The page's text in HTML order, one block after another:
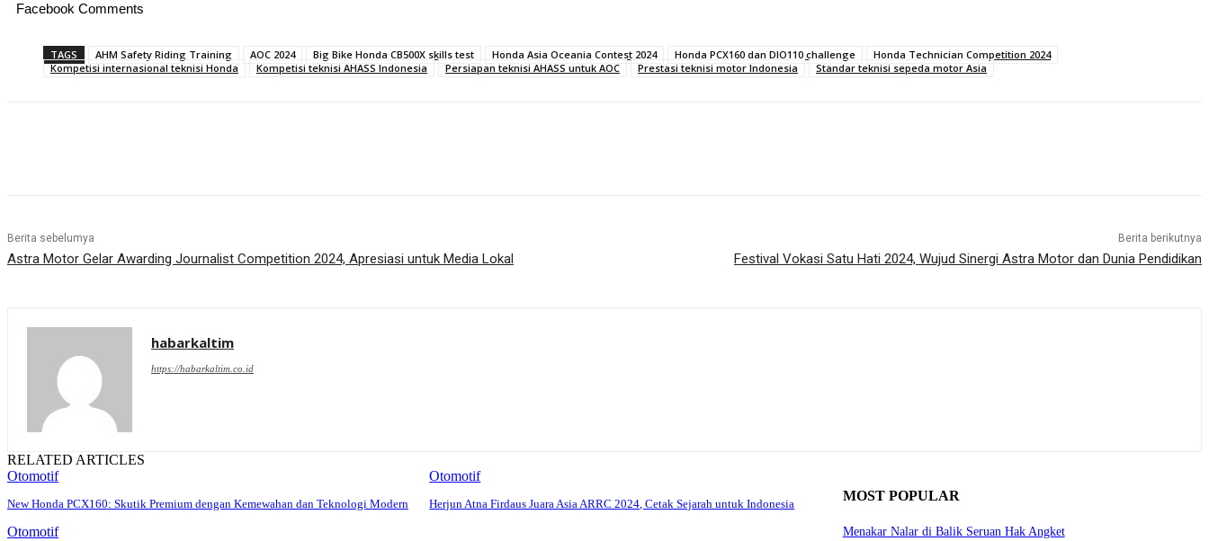
Facebook Comments
TAGS AHM Safety Riding Training AOC 2024 Big Bike Honda CB500X skills test Honda Asia Oceania Contest 2024 Honda PCX160 dan DIO110 challenge
Honda Technician Competition 2024
Kompetisi internasional teknisi Honda
Kompetisi teknisi AHASS Indonesia Persiapan teknisi AHASS untuk AOC Prestasi teknisi motor Indonesia Standar teknisi sepeda motor Asia
Berita sebelumya
Astra Motor Gelar Awarding Journalist Competition 2024, Apresiasi untuk Media Lokal
Berita berikutnya
Festival Vokasi Satu Hati 2024, Wujud Sinergi Astra Motor dan Dunia Pendidikan
habarkaltim
https://habarkaltim.co.id
RELATED ARTICLES
Otomotif
New Honda PCX160: Skutik Premium dengan Kemewahan dan Teknologi Modern
Otomotif
Herjun Atna Firdaus Juara Asia ARRC 2024, Cetak Sejarah untuk Indonesia
Otomotif
MOST POPULAR
Menakar Nalar di Balik Seruan Hak Angket